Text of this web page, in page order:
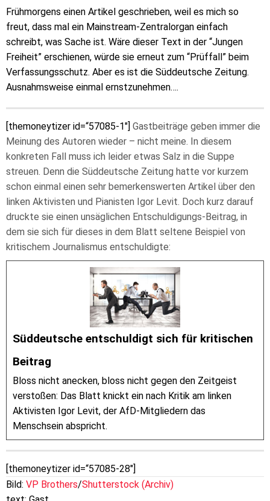
Frühmorgens einen Artikel geschrieben, weil es mich so
freut, dass mal ein Mainstream-Zentralorgan einfach
schreibt, was Sache ist. Wäre dieser Text in der “Jungen
Freiheit” erschienen, würde sie erneut zum “Prüffall” beim
Verfassungsschutz. Aber es ist die Süddeutsche Zeitung.
Ausnahmsweise einmal ernstzunehmen….
[themoneytizer id=“57085-1″] Gastbeiträge geben immer die
Meinung des Autoren wieder – nicht meine. In diesem
konkreten Fall muss ich leider etwas Salz in die Suppe
streuen. Denn die Süddeutsche Zeitung hatte vor kurzem
schon einmal einen sehr bemerkenswerten Artikel über den
linken Aktivisten und Pianisten Igor Levit. Doch kurz darauf
druckte sie einen unsäglichen Entschuldigungs-Beitrag, in
dem sie sich für dieses in dem Blatt seltene Beispiel von
kritischem Journalismus entschuldigte:
Süddeutsche entschuldigt sich für kritischen
Beitrag
Bloss nicht anecken, bloss nicht gegen den Zeitgeist
verstoßen: Das Blatt knickt ein nach Kritik am linken
Aktivisten Igor Levit, der AfD-Mitgliedern das
Menschsein abspricht.
[themoneytizer id=“57085-28″]
Bild: VP Brothers/Shutterstock (Archiv)